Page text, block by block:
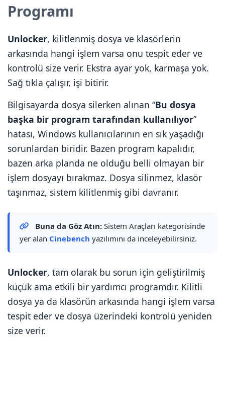
Programı
Unlocker, kilitlenmiş dosya ve klasörlerin
arkasında hangi işlem varsa onu tespit eder ve
kontrolü size verir. Ekstra ayar yok, karmaşa yok.
Sağ tıkla çalışır, işi bitirir.
Bilgisayarda dosya silerken alınan “Bu dosya
başka bir program tarafından kullanılıyor”
hatası, Windows kullanıcılarının en sık yaşadığı
sorunlardan biridir. Bazen program kapalıdır,
bazen arka planda ne olduğu belli olmayan bir
işlem dosyayı bırakmaz. Dosya silinmez, klasör
taşınmaz, sistem kilitlenmiş gibi davranır.
Buna da Göz Atın: Sistem Araçları kategorisinde
yer alan Cinebench yazılımını da inceleyebilirsiniz.
Unlocker, tam olarak bu sorun için geliştirilmiş
küçük ama etkili bir yardımcı programdır. Kilitli
dosya ya da klasörün arkasında hangi işlem varsa
tespit eder ve dosya üzerindeki kontrolü yeniden
size verir.